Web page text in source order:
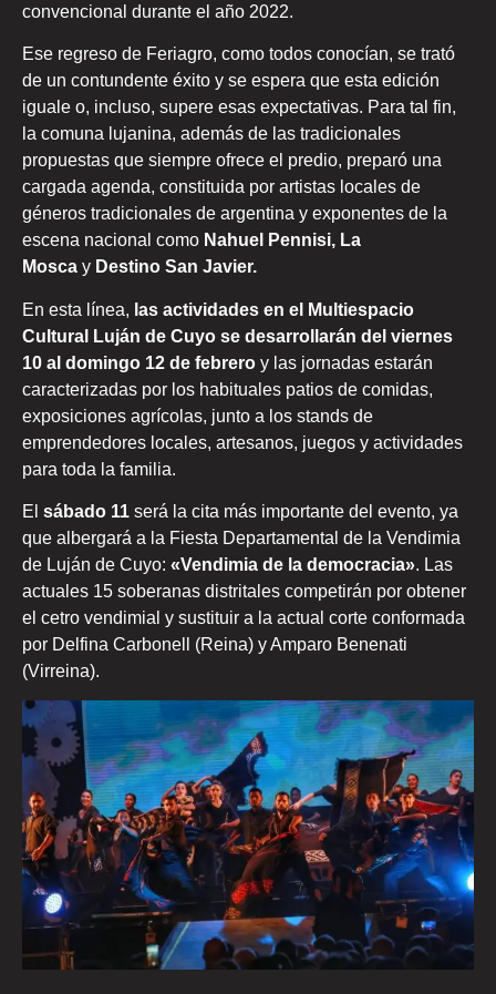
convencional durante el año 2022.
Ese regreso de Feriagro, como todos conocían, se trató
de un contundente éxito y se espera que esta edición
iguale o, incluso, supere esas expectativas. Para tal fin,
la comuna lujanina, además de las tradicionales
propuestas que siempre ofrece el predio, preparó una
cargada agenda, constituida por artistas locales de
géneros tradicionales de argentina y exponentes de la
escena nacional como Nahuel Pennisi, La
Mosca y Destino San Javier.
En esta línea, las actividades en el Multiespacio
Cultural Luján de Cuyo se desarrollarán del viernes
10 al domingo 12 de febrero y las jornadas estarán
caracterizadas por los habituales patios de comidas,
exposiciones agrícolas, junto a los stands de
emprendedores locales, artesanos, juegos y actividades
para toda la familia.
El sábado 11 será la cita más importante del evento, ya
que albergará a la Fiesta Departamental de la Vendimia
de Luján de Cuyo: «Vendimia de la democracia». Las
actuales 15 soberanas distritales competirán por obtener
el cetro vendimial y sustituir a la actual corte conformada
por Delfina Carbonell (Reina) y Amparo Benenati
(Virreina).